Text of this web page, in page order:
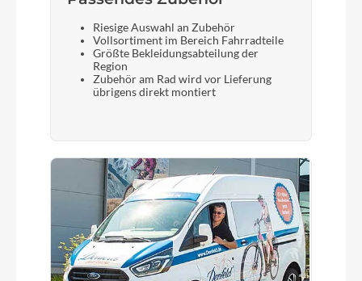
Riesige Auswahl an Zubehör
Vollsortiment im Bereich Fahrradteile
Größte Bekleidungsabteilung der
Region
Zubehör am Rad wird vor Lieferung
übrigens direkt montiert